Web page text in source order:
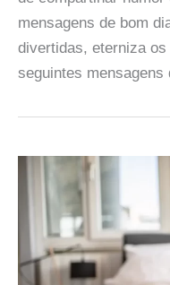
mensagens de bom
divertidas, eterniza
seguintes mensagens